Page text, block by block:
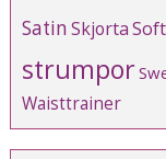
SatinSkjorta
strumpor
Waisttrainer